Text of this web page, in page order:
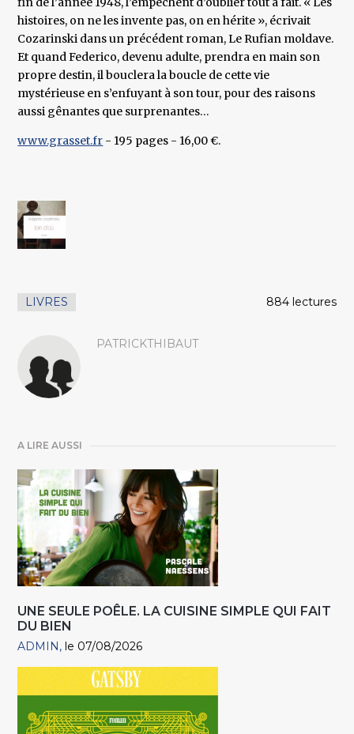
histoires, on ne les invente pas, on en hérite », écrivait
Cozarinski dans un précédent roman, Le Rufian moldave.
Et quand Federico, devenu adulte, prendra en main son
propre destin, il bouclera la boucle de cette vie
mystérieuse en s’enfuyant à son tour, pour des raisons
aussi gênantes que surprenantes…
www.grasset.fr - 195 pages - 16,00 €.
LIVRES 884 lectures
PATRICKTHIBAUT
A LIRE AUSSI
UNE SEULE POÊLE. LA CUISINE SIMPLE QUI FAIT
DU BIEN
ADMIN le 07/08/2026